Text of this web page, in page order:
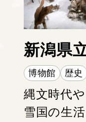
新潟県
博物館 歴史
縄文時代
雪国の生